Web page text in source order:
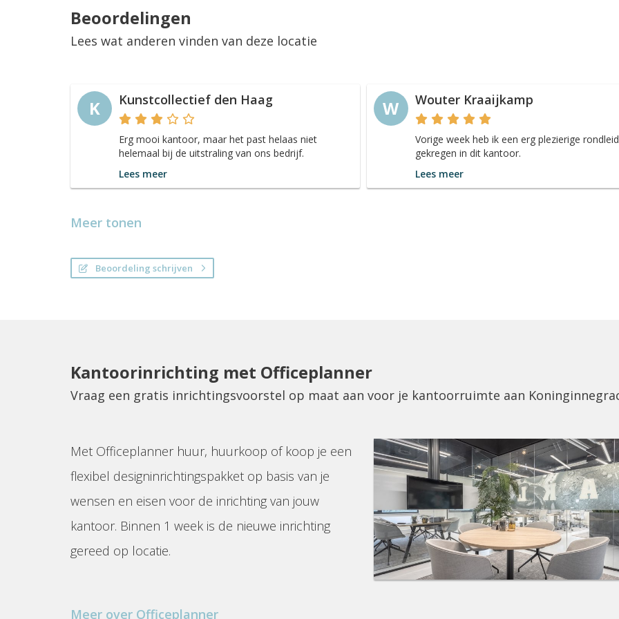
Beoordelingen
Lees wat anderen vinden van deze locatie
K Kunstcollectief den Haag
Erg mooi kantoor, maar het past helaas niet
helemaal bij de uitstraling van ons bedrijf.
Lees meer
W Wouter Kraaijkamp
Vorige week heb ik een erg plezierige
gekregen in dit kantoor.
Lees meer
Meer tonen
Beoordeling schrijven
Kantoorinrichting met Officeplanner
Vraag een gratis inrichtingsvoorstel op maat aan voor je kantoorruimte aan
Met Officeplanner huur, huurkoop of koop je een
flexibel designinrichtingspakket op basis van je
wensen en eisen voor de inrichting van jouw
kantoor. Binnen 1 week is de nieuwe inrichting
gereed op locatie.
Meer over Officeplanner